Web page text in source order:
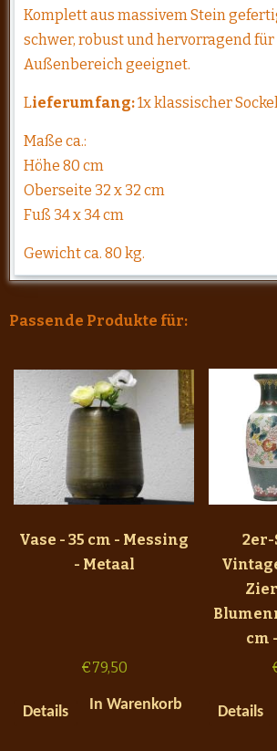
Komplett aus massivem Stein
schwer, robust und hervorragend für
Außenbereich geeignet.
Lieferumfang:1x klassischer
Maße ca.:
Höhe 80 cm
Oberseite 32 x 32 cm
Fuß 34 x 34 cm
Gewicht ca. 80 kg.
Passende Produkte für:
Vase - 35 cm - Messing
- Metaal
€79,50
Details In Warenkorb
2er-
cm
Details